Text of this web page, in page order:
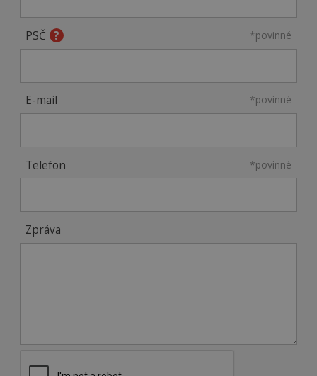
PSČ *povinné
E-mail *povinné
Telefon *povinné
Zpráva